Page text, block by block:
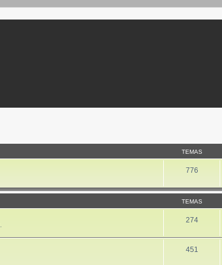
TEMAS
776
TEMAS
274
451